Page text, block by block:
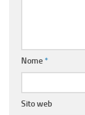
Nome*
Sito web